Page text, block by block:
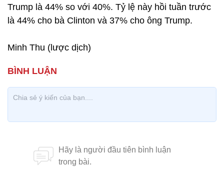
Trump là 44% so với 40%. Tỷ lệ này hồi tuần trước
là 44% cho bà Clinton và 37% cho ông Trump.
Minh Thu (lược dịch)